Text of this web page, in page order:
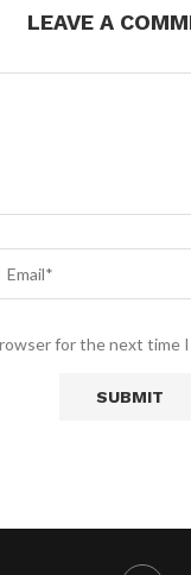
LEAVE A
for the next time